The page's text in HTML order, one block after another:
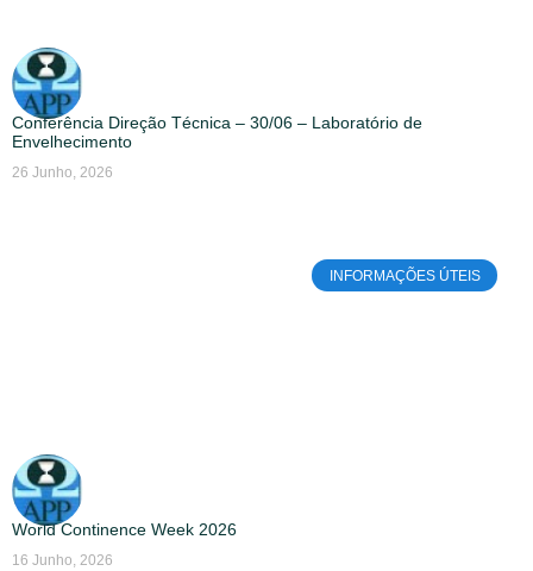
Conferência Direção Técnica – 30/06 – Laboratório de
Envelhecimento
26 Junho, 2026
INFORMAÇÕES ÚTEIS
World Continence Week 2026
16 Junho, 2026